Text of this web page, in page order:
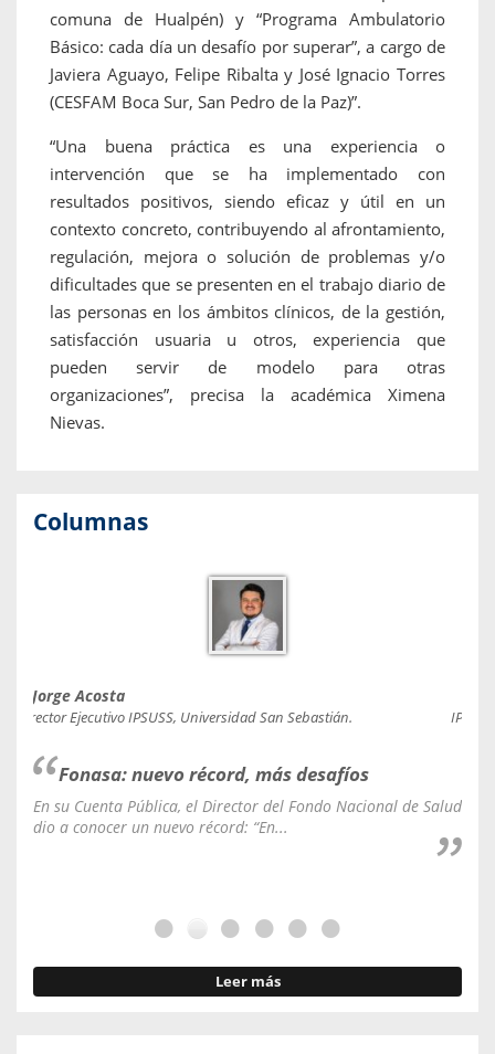
comuna de Hualpén) y “Programa Ambulatorio
Básico: cada día un desafío por superar”, a cargo de
Javiera Aguayo, Felipe Ribalta y José Ignacio Torres
(CESFAM Boca Sur, San Pedro de la Paz)”.
“Una buena práctica es una experiencia o
intervención que se ha implementado con
resultados positivos, siendo eficaz y útil en un
contexto concreto, contribuyendo al afrontamiento,
regulación, mejora o solución de problemas y/o
dificultades que se presenten en el trabajo diario de
las personas en los ámbitos clínicos, de la gestión,
satisfacción usuaria u otros, experiencia que
pueden servir de modelo para otras
organizaciones”, precisa la académica Ximena
Nievas.
Columnas
Jorge Acosta
Director Ejecutivo IPSUSS, Universidad San Sebastián.
Fonasa: nuevo récord, más desafíos
En su Cuenta Pública, el Director del Fondo Nacional de Salud
dio a conocer un nuevo récord: “En...
Leer más